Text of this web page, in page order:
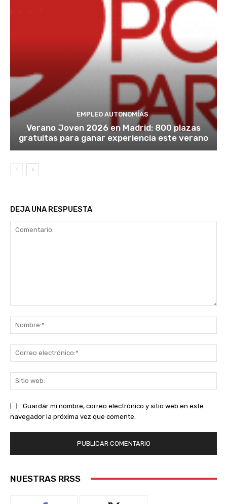
EMPLEO AUTONOMÍAS
Verano Joven 2026 en Madrid: 800 plazas
gratuitas para ganar experiencia este verano
DEJA UNA RESPUESTA
Guardar mi nombre, correo electrónico y sitio web en este
navegador la próxima vez que comente.
NUESTRAS RRSS